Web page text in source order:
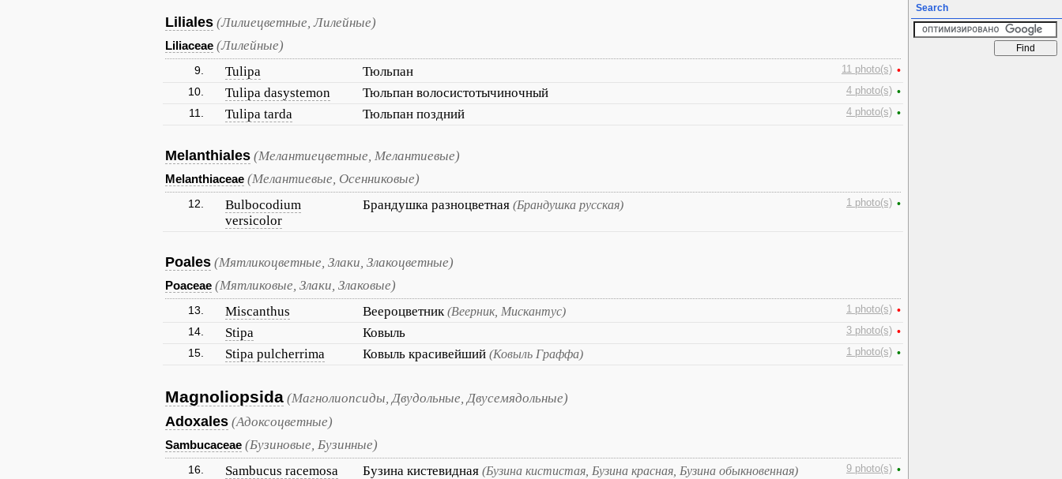
Liliales (Лилиецветные, Лилейные)
Liliaceae (Лилейные)
9. Tulipa Тюльпан 11 photo(s) •
10.
Tulipa dasystemon Тюльпан волосистотычиночный 4 photo(s) •
11.
Tulipa tarda Тюльпан поздний 4 photo(s) •
Melanthiales (Мелантиецветные, Мелантиевые)
Melanthiaceae (Мелантиевые, Осенниковые)
12.
Bulbocodium
versicolor
Брандушка разноцветная (Брандушка русская) 1 photo(s) •
Poales (Мятликоцветные, Злаки, Злакоцветные)
Poaceae (Мятликовые, Злаки, Злаковые)
13. Miscanthus Веероцветник(Веерник, Мискантус) 1 photo(s) •
14.
Stipa Ковыль 3 photo(s) •
15.
Stipa pulcherrima Ковыль красивейший (Ковыль Граффа) 1 photo(s) •
Magnoliopsida (Магнолиопсиды, Двудольные, Двусемядольные)
Adoxales (Адоксоцветные)
Sambucaceae (Бузиновые, Бузинные)
16. Sambucus racemosa Бузина кистевидная (Бузина кистистая, Бузина красная, Бузина обыкновенная) 9 photo(s) •
Search